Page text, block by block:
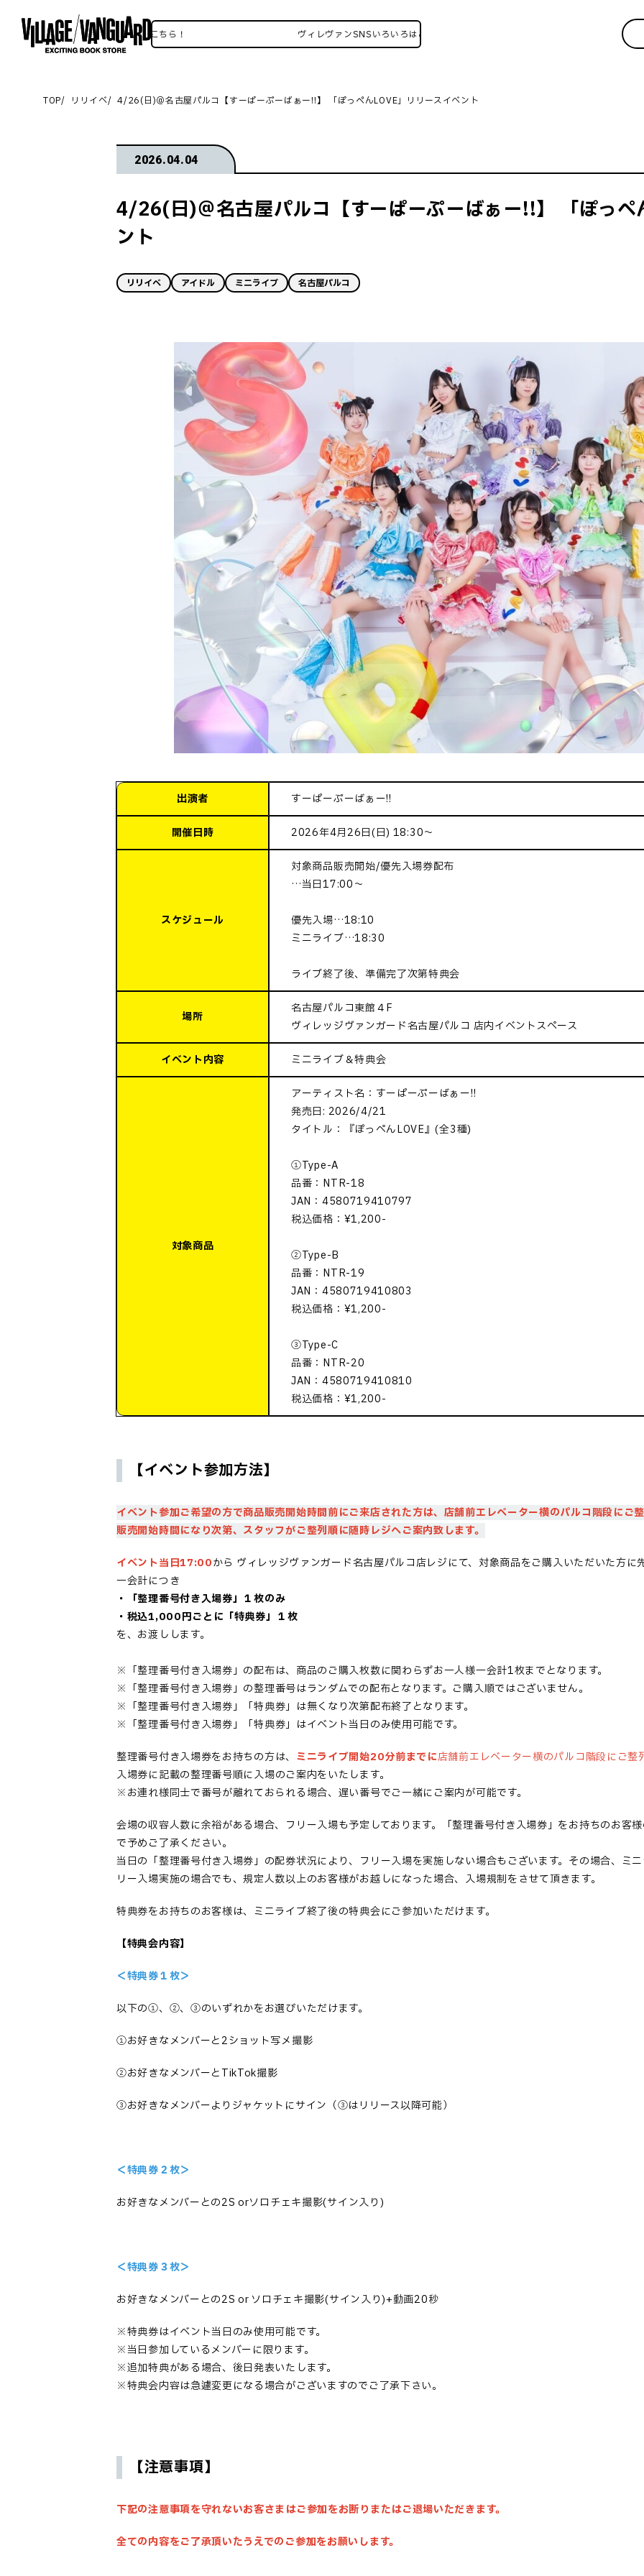
ヴィレヴァンSNSいろいろはこちら！ ヴィレヴァンSNSいろいろはこちら！
TOP リリイベ 4/26(日)＠名古屋パルコ【すーぱーぷーばぁー!!】 「ぽっぺんLOVE」リリースイベント
2026.04.04
4/26(日)＠名古屋パルコ【すーぱーぷーばぁー!!】 「ぽっぺ
ント
リリイベ アイドル ミニライブ 名古屋パルコ
出演者 すーぱーぷーばぁー!!
開催日時 2026年4月26日(日) 18:30～
スケジュール
対象商品販売開始/優先入場券配布
…当日17:00～
優先入場…18:10
ミニライブ…18:30
ライブ終了後、準備完了次第特典会
場所
名古屋パルコ東館４F
ヴィレッジヴァンガード名古屋パルコ 店内イベントスペース
イベント内容 ミニライブ＆特典会
対象商品
アーティスト名：すーぱーぷーばぁー!!
発売日: 2026/4/21
タイトル：『ぽっぺんLOVE』(全3種)
①Type-A
品番：NTR-18
JAN：4580719410797
税込価格：¥1,200-
②Type-B
品番：NTR-19
JAN：4580719410803
税込価格：¥1,200-
③Type-C
品番：NTR-20
JAN：4580719410810
税込価格：¥1,200-
【イベント参加方法】
イベント参加ご希望の方で商品販売開始時間前にご来店された方は、店舗前エレベーター横のパルコ階段にご
販売開始時間になり次第、スタッフがご整列順に随時レジへご案内致します。
イベント当日17:00から ヴィレッジヴァンガード名古屋パルコ店レジにて、対象商品をご購入いただいた方に
一会計につき
・「整理番号付き入場券」１枚のみ
・税込1,000円ごとに「特典券」１枚
を、お渡しします。
※「整理番号付き入場券」の配布は、商品のご購入枚数に関わらずお一人様一会計1枚までとなります。
※「整理番号付き入場券」の整理番号はランダムでの配布となります。ご購入順ではございません。
※「整理番号付き入場券」「特典券」は無くなり次第配布終了となります。
※「整理番号付き入場券」「特典券」はイベント当日のみ使用可能です。
整理番号付き入場券をお持ちの方は、 ミニライブ開始20分前までに店舗前エレベーター横のパルコ階段にご整
入場券に記載の整理番号順に入場のご案内をいたします。
※お連れ様同士で番号が離れておられる場合、遅い番号でご一緒にご案内が可能です。
会場の収容人数に余裕がある場合、フリー入場も予定しております。「整理番号付き入場券」をお持ちのお客
で予めご了承ください。
当日の「整理番号付き入場券」の配券状況により、フリー入場を実施しない場合もございます。その場合、ミ
リー入場実施の場合でも、規定人数以上のお客様がお越しになった場合、入場規制をさせて頂きます。
特典券をお持ちのお客様は、ミニライブ終了後の特典会にご参加いただけます。
【特典会内容】
＜特典券１枚＞
以下の①、②、③のいずれかをお選びいただけます。
①お好きなメンバーと2ショット写メ撮影
②お好きなメンバーとTikTok撮影
③お好きなメンバーよりジャケットにサイン（③はリリース以降可能）
＜特典券２枚＞
お好きなメンバーとの2S orソロチェキ撮影(サイン入り)
＜特典券３枚＞
お好きなメンバーとの2S or ソロチェキ撮影(サイン入り)+動画20秒
※特典券はイベント当日のみ使用可能です。
※当日参加しているメンバーに限ります。
※追加特典がある場合、後日発表いたします。
※特典会内容は急遽変更になる場合がございますのでご了承下さい。
【注意事項】
下記の注意事項を守れないお客さまはご参加をお断りまたはご退場いただきます。
全ての内容をご了承頂いたうえでのご参加をお願いします。